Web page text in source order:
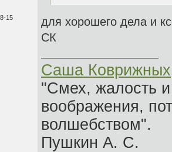
15
для хорошего дела и
СК
Саша Коврижных
"Смех, жалость
воображения,
волшебством".
Пушкин А. С.